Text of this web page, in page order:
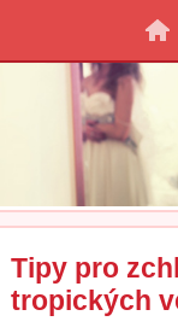
Tipy pro
tropických